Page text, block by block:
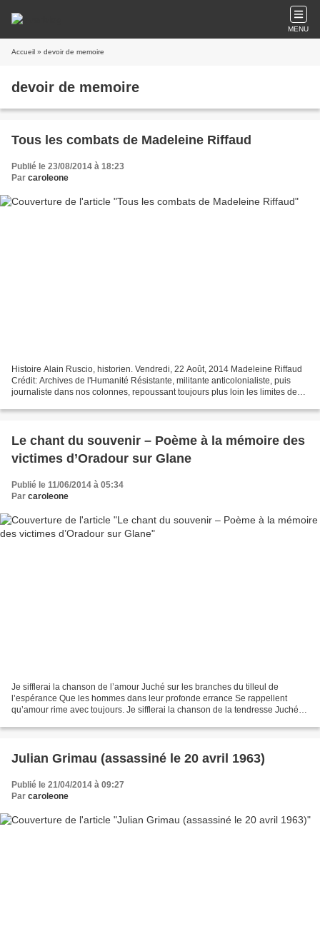
MENU
Accueil » devoir de memoire
devoir de memoire
Tous les combats de Madeleine Riffaud
Publié le 23/08/2014 à 18:23
Par caroleone
Histoire Alain Ruscio, historien. Vendredi, 22 Août, 2014 Madeleine Riffaud
Crédit: Archives de l'Humanité Résistante, militante anticolonialiste, puis
journaliste dans nos colonnes, repoussant toujours plus loin les limites de
Le chant du souvenir – Poème à la mémoire des
victimes d’Oradour sur Glane
Publié le 11/06/2014 à 05:34
Par caroleone
Je sifflerai la chanson de l’amour Juché sur les branches du tilleul de
l’espérance Que les hommes dans leur profonde errance Se rappellent
qu’amour rime avec toujours. Je sifflerai la chanson de la tendresse Juché
Julian Grimau (assassiné le 20 avril 1963)
Publié le 21/04/2014 à 09:27
Par caroleone